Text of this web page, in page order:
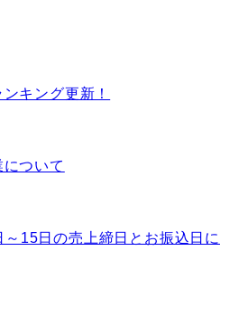
キング更新！
ついて
15日の売上締日とお振込日に